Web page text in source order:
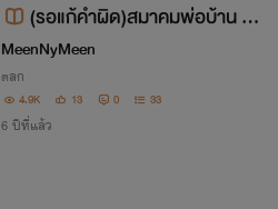
(รอแก้คำผิด)สมาคมพ่อบ้าน #ห
ลินฮุน #เนียลอง #มินฮวาน ฯลฯ
MeenNyMeen
ตลก
4.9K 13 0 33
6 ปีที่แล้ว